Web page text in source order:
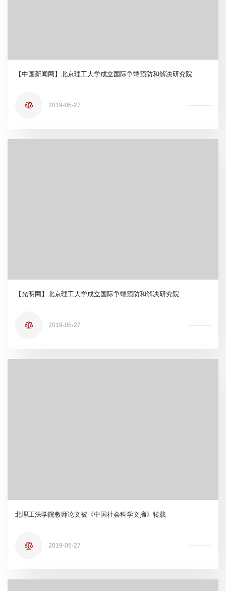
【中国新闻网】北京理工大学成立国际争端预防和解决研究院
2019-05-27
【光明网】北京理工大学成立国际争端预防和解决研究院
2019-05-27
北理工法学院教师论文被《中国社会科学文摘》转载
2019-05-27